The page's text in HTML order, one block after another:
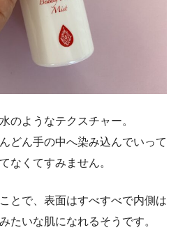
のようなテクスチャー。
どん手の中へ染み込んでいって
なくてすみません。
とで、表面はすべすべで内側は
たいな肌になれるそうです。